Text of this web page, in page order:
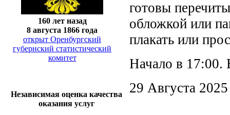
160 лет назад
8 августа 1866 года
открыт Оренбургский
губернский статистический
комитет
Независимая оценка качества
оказания услуг
готовы
обложкой или
плакать или
Начало в 17:00.
29 Августа 2025